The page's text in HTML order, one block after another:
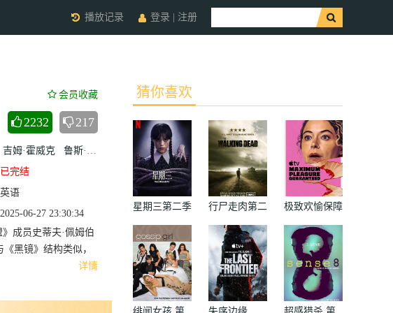
登录 注册
播放记录
会员收藏
2232 217
吉姆·霍威克 鲁斯·西恩 谢里丹·史密斯 茱莉?赫斯姆德哈尔格 崔佛·库珀
西妮德·马修
已完结
英语
2025-06-27 23:30:34
详情
成员史蒂夫·佩姆伯
黑镜》结构类似，
猜你喜欢
星期三第二季
行尸走肉第二
季
极致欢愉保障